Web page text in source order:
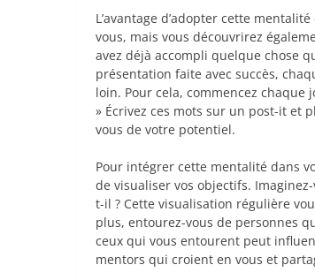
L’avantage d’adopter cette
vous, mais vous découvrirez
avez déjà accompli quelque chose
présentation faite avec succès,
loin. Pour cela, commencez chaque
» Écrivez ces mots sur un post-it et
vous de votre potentiel.
Pour intégrer cette mentalité dans
de visualiser vos objectifs.
t-il ? Cette visualisation régulière
plus, entourez-vous de personnes
ceux qui vous entourent peut
mentors qui croient en vous et